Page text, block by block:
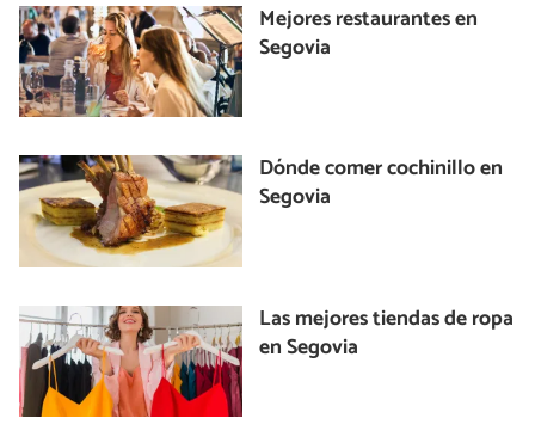
Mejores restaurantes en
Segovia
Dónde comer cochinillo en
Segovia
Las mejores tiendas de ropa
en Segovia